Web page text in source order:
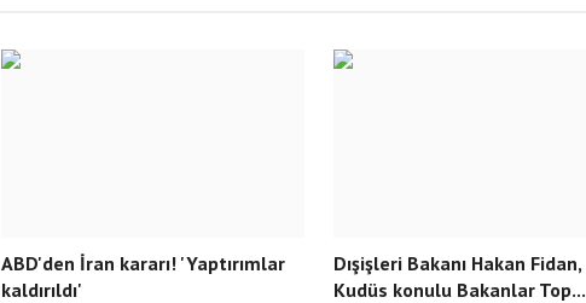
ABD'den İran kararı! 'Yaptırımlar
kaldırıldı'
Dışişleri Bakanı Hakan Fidan,
Kudüs konulu Bakanlar Top...